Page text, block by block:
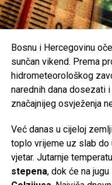
Bosnu i Hercegovinu
sunčan vikend. Prema
hidrometeorološkog
narednih dana dosezati
značajnijeg osvježenja
Već danas u cijeloj
toplo vrijeme uz slab
vjetar. Jutarnje
stepena, dok će na